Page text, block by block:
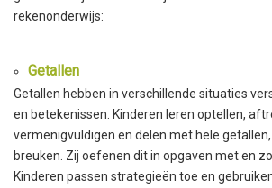
rekenonderwijs:
Getallen
Getallen hebben in verschillende situaties
en betekenissen. Kinderen leren optellen,
vermenigvuldigen en delen met hele
breuken. Zij oefenen dit in opgaven met en
Kinderen passen strategieën toe en